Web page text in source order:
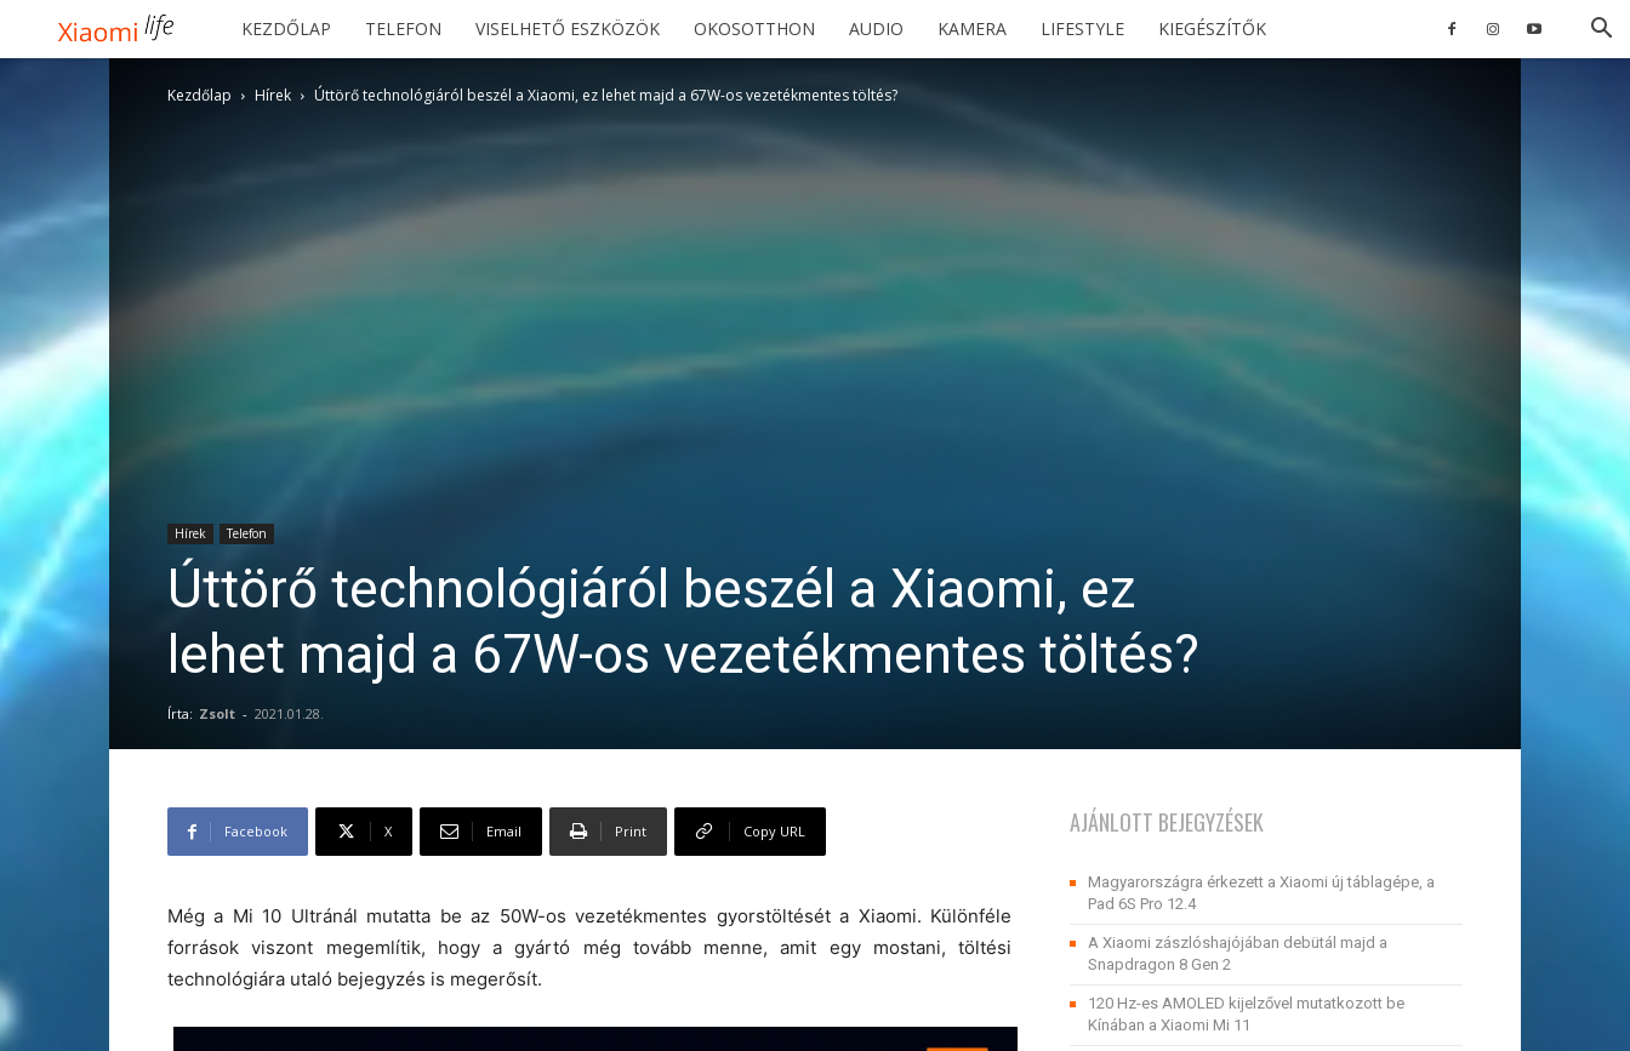
Xiaomilife
KEZDŐLAP TELEFON VISELHETŐ ESZKÖZÖK OKOSOTTHON AUDIO KAMERA LIFESTYLE KIEGÉSZÍTŐK
Kezdőlap Hírek Úttörő technológiáról beszél a Xiaomi, ez lehet majd a 67W-os vezetékmentes töltés?
Hírek Telefon
Úttörő technológiáról beszél a Xiaomi, ez
lehet majd a 67W-os vezetékmentes töltés?
Írta: Zsolt - 2021.01.28.
Facebook X Email Print Copy URL
Még a Mi 10 Ultránál mutatta be az 50W-os vezetékmentes gyorstöltését a Xiaomi. Különféle
források viszont megemlítik, hogy a gyártó még tovább menne, amit egy mostani, töltési
technológiára utaló bejegyzés is megerősít.
AJÁNLOTT BEJEGYZÉSEK
Magyarországra érkezett a Xiaomi új táblagépe, a
Pad 6S Pro 12.4
A Xiaomi zászlóshajójában debütál majd a
Snapdragon 8 Gen 2
120 Hz-es AMOLED kijelzővel mutatkozott be
Kínában a Xiaomi Mi 11